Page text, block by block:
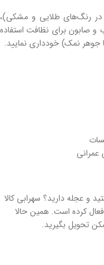
رنگ‌های طلایی و مشکی)،
و صابون برای نظافت استفاده
جوهر نمک) خودداری نمایید.
عمرانی
و عجله دارید؟ سهرابی کالا
کرده است. همین حالا
تحویل بگیرید.